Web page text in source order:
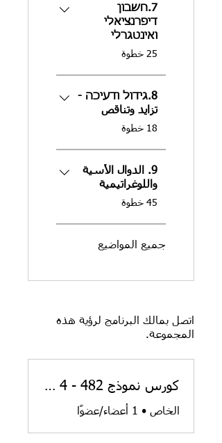
7.חשבון
דיפרנציאלי
ואינטגרלי
.25 خطوة
8.גידול ודעיכה -
تزايد وتناقص
.18 خطوة
9. الدوال الأسية
واللوغراتيمية
.45 خطوة
جميع المواضيع
اتصل بمالك البرنامج لرؤية هذه
المجموعة.
كورس نموذج 482 - 4 وحدات رياضيات
الخاص • 1 أعضاء/عضوًا